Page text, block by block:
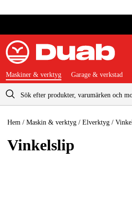
Maskiner & verktyg Garage & verkstad
Hem / Maskin & verktyg / Elverktyg /
Vinkelslip